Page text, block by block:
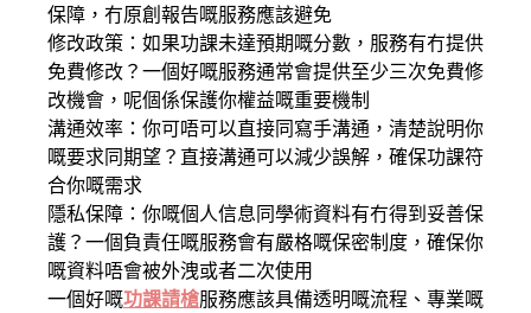
保障，冇原創報告嘅服務應該避免
修改政策：如果功課未達預期嘅分數，服務有冇提供
免費修改？一個好嘅服務通常會提供至少三次免費修
改機會，呢個係保護你權益嘅重要機制
溝通效率：你可唔可以直接同寫手溝通，清楚說明你
嘅要求同期望？直接溝通可以減少誤解，確保功課符
合你嘅需求
隱私保障：你嘅個人信息同學術資料有冇得到妥善保
護？一個負責任嘅服務會有嚴格嘅保密制度，確保你
嘅資料唔會被外洩或者二次使用
一個好嘅功課請槍服務應該具備透明嘅流程、專業嘅